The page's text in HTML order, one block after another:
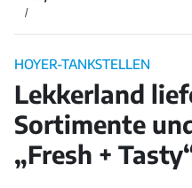
HOYER-TANKSTELLEN
Lekkerland
Sortimente
„Fresh +